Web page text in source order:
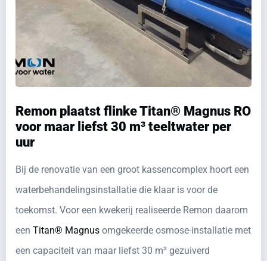
Remon plaatst flinke Titan® Magnus RO
voor maar liefst 30 m³ teeltwater per
uur
Bij de renovatie van een groot kassencomplex hoort een
waterbehandelingsinstallatie die klaar is voor de
toekomst. Voor een kwekerij realiseerde Remon daarom
een Titan® Magnus omgekeerde osmose-installatie met
een capaciteit van maar liefst 30 m³ gezuiverd